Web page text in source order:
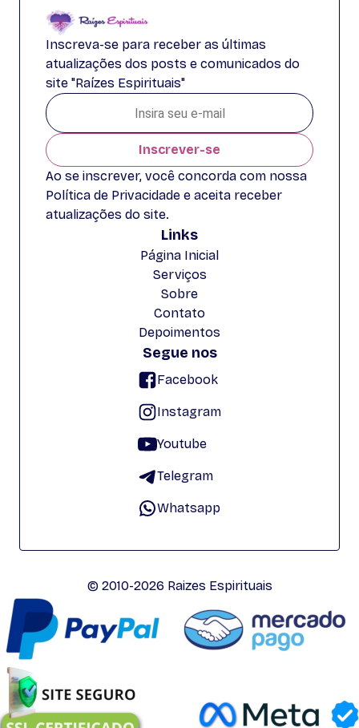
Inscreva-se para receber as últimas
atualizações dos posts e comunicados do
site "Raízes Espirituais"
Inscrever-se
Ao se inscrever, você concorda com nossa
Política de Privacidade e aceita receber
atualizações do site.
Links
Página Inicial
Serviços
Sobre
Contato
Depoimentos
Segue nos
Facebook
Instagram
Youtube
Telegram
Whatsapp
© 2010-2026 Raizes Espirituais